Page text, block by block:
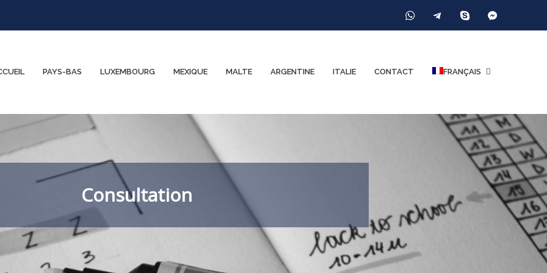
PAYS-BAS LUXEMBOURG MEXIQUE MALTE ARGENTINE ITALIE CONTACT FRANÇAIS
Consultation